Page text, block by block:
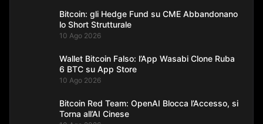
Bitcoin: gli Hedge Fund su CME Abbandonano
lo Short Strutturale
10 Ago 2026
Wallet Bitcoin Falso: l’App Wasabi Clone Ruba
6 BTC su App Store
10 Ago 2026
Bitcoin Red Team: OpenAI Blocca l’Accesso, si
Torna all’AI Cinese